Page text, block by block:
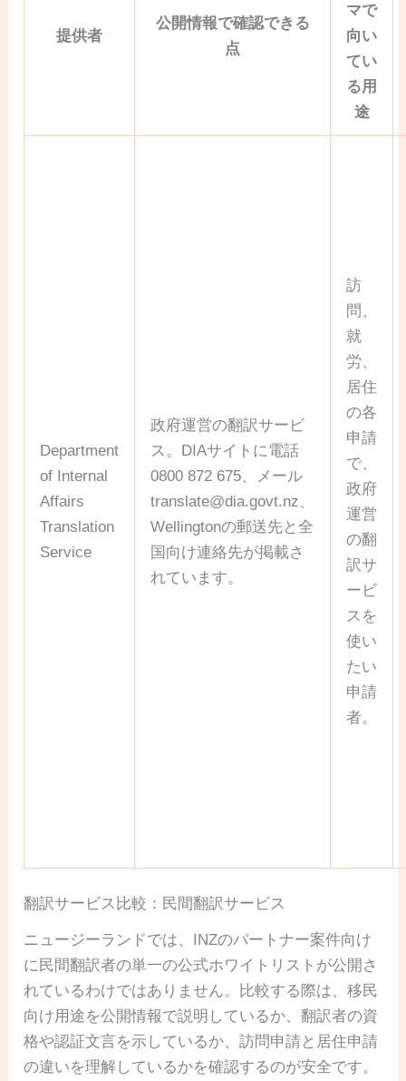
提供者
公開情報で確認できる
点
マで
向い
てい
る用
途
Department
of Internal
Affairs
Translation
Service
政府運営の翻訳サービ
ス。DIAサイトに電話
0800 872 675、メール
translate@dia.govt.nz
Wellingtonの郵送先と全
国向け連絡先が掲載さ
れています。
訪
問、
就
労、
居住
の各
申請
で、
政府
運営
の翻
訳サ
ービ
スを
使い
たい
申請
者。
翻訳サービス比較：民間翻訳サービス
ニュージーランドでは、INZのパートナー案件向け
に民間翻訳者の単一の公式ホワイトリストが公開さ
れているわけではありません。比較する際は、移民
向け用途を公開情報で説明しているか、翻訳者の資
格や認証文言を示しているか、訪問申請と居住申請
の違いを理解しているかを確認するのが安全です。